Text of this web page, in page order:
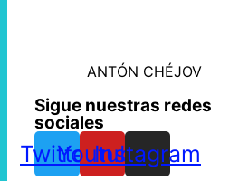
ANTÓN CHÉJOV
Sigue nuestras redes
sociales
TwitterYoutube
Instagram